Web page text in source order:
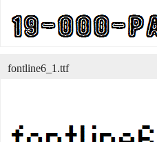
fontline6_1.ttf